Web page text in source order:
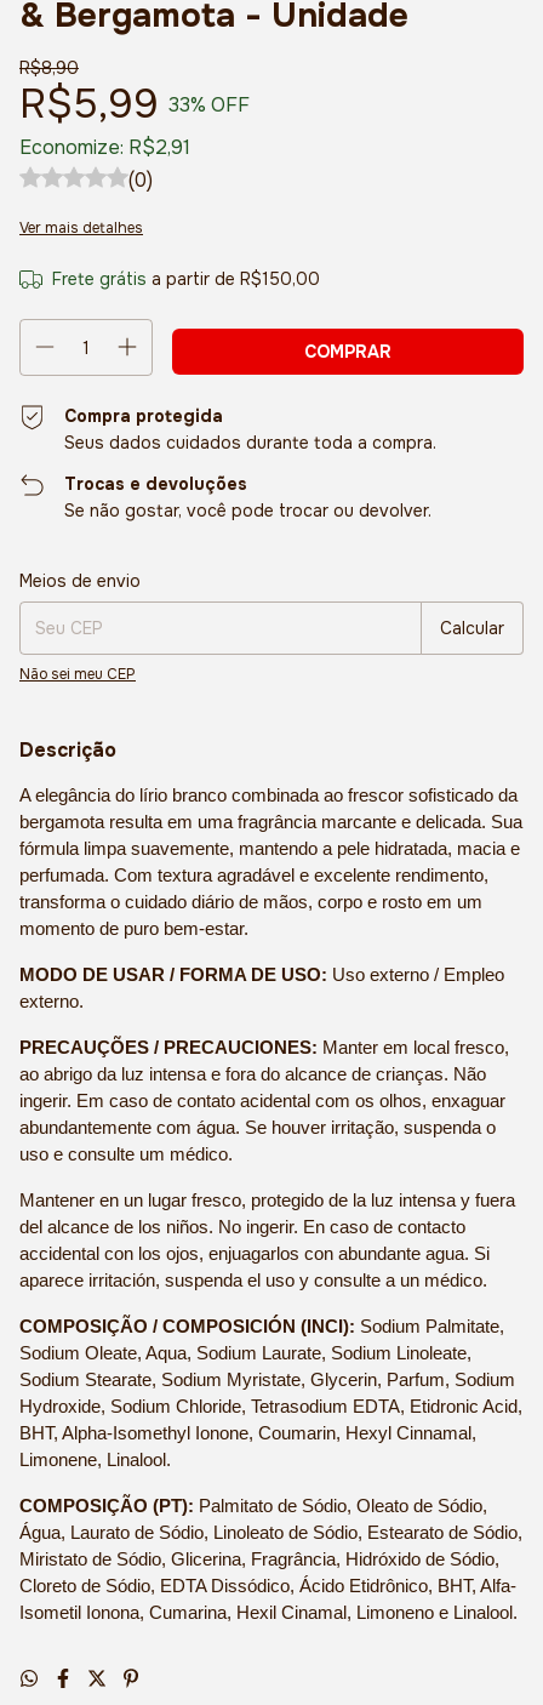
& Bergamota - Unidade
R$8,90
R$5,99 33% OFF
Economize: R$2,91
(0)
Ver mais detalhes
Frete grátis a partir de R$150,00
Compra protegida
Seus dados cuidados durante toda a compra.
Trocas e devoluções
Se não gostar, você pode trocar ou devolver.
Entregas para o CEP:
Meios de envio
Calcular
Não sei meu CEP
Descrição
A elegância do lírio branco combinada ao frescor sofisticado da
bergamota resulta em uma fragrância marcante e delicada. Sua
fórmula limpa suavemente, mantendo a pele hidratada, macia e
perfumada. Com textura agradável e excelente rendimento,
transforma o cuidado diário de mãos, corpo e rosto em um
momento de puro bem-estar.
MODO DE USAR / FORMA DE USO: Uso externo / Empleo
externo.
PRECAUÇÕES / PRECAUCIONES: Manter em local fresco,
ao abrigo da luz intensa e fora do alcance de crianças. Não
ingerir. Em caso de contato acidental com os olhos, enxaguar
abundantemente com água. Se houver irritação, suspenda o
uso e consulte um médico.
Mantener en un lugar fresco, protegido de la luz intensa y fuera
del alcance de los niños. No ingerir. En caso de contacto
accidental con los ojos, enjuagarlos con abundante agua. Si
aparece irritación, suspenda el uso y consulte a un médico.
COMPOSIÇÃO / COMPOSICIÓN (INCI): Sodium Palmitate,
Sodium Oleate, Aqua, Sodium Laurate, Sodium Linoleate,
Sodium Stearate, Sodium Myristate, Glycerin, Parfum, Sodium
Hydroxide, Sodium Chloride, Tetrasodium EDTA, Etidronic Acid,
BHT, Alpha-Isomethyl Ionone, Coumarin, Hexyl Cinnamal,
Limonene, Linalool.
COMPOSIÇÃO (PT): Palmitato de Sódio, Oleato de Sódio,
Água, Laurato de Sódio, Linoleato de Sódio, Estearato de Sódio,
Miristato de Sódio, Glicerina, Fragrância, Hidróxido de Sódio,
Cloreto de Sódio, EDTA Dissódico, Ácido Etidrônico, BHT, Alfa-
Isometil Ionona, Cumarina, Hexil Cinamal, Limoneno e Linalool.